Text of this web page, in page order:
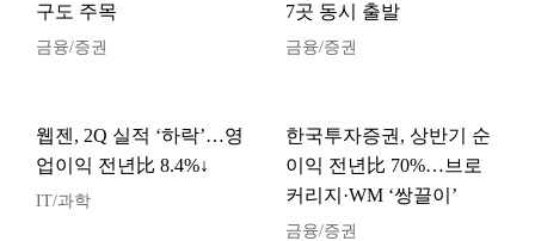
구도 주목
금융/증권
7곳 동시 출발
금융/증권
웹젠, 2Q 실적 ‘하락’…영
업이익 전년比 8.4%↓
IT/과학
한국투자증권, 상반기 순
이익 전년比 70%…브로
커리지·WM ‘쌍끌이’
금융/증권